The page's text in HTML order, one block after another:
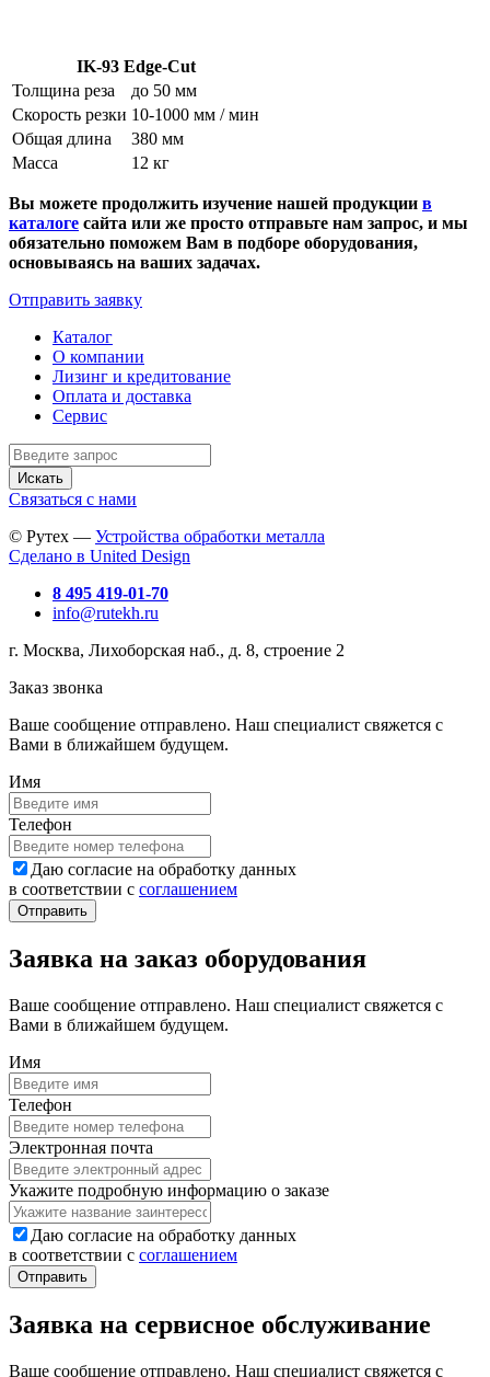
IK-93 Edge-Cut
Толщина реза
до 50 мм
Скорость резки 10-1000 мм / мин
Общая длина
380 мм
Масса
12 кг
Вы можете продолжить изучение нашей продукции в
каталоге сайта или же просто отправьте нам запрос, и мы
обязательно поможем Вам в подборе оборудования,
основываясь на ваших задачах.
Отправить заявку
Каталог
О компании
Лизинг и кредитование
Оплата и доставка
Сервис
Искать
Связаться с нами
© Рутех — Устройства обработки металла
Сделано в United Design
8 495 419-01-70
info@rutekh.ru
г. Москва, Лихоборская наб., д. 8, строение 2
Заказ звонка
Ваше сообщение отправлено. Наш специалист свяжется с
Вами в ближайшем будущем.
Имя
Телефон
Даю согласие на обработку данных
в соответствии с соглашением
Заявка на заказ оборудования
Ваше сообщение отправлено. Наш специалист свяжется с
Вами в ближайшем будущем.
Имя
Телефон
Электронная почта
Укажите подробную информацию о заказе
Даю согласие на обработку данных
в соответствии с соглашением
Заявка на сервисное обслуживание
Ваше сообщение отправлено. Наш специалист свяжется с